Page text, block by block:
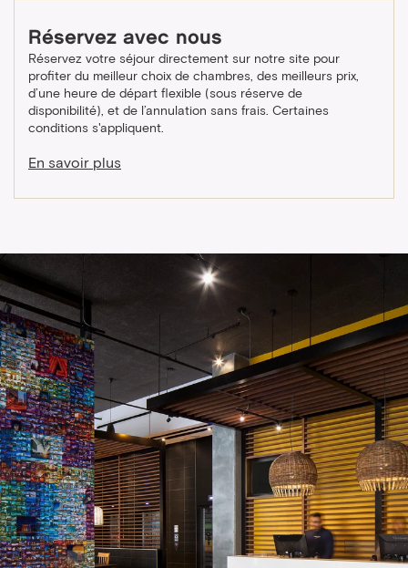
Réservez avec nous
Réservez votre séjour directement sur notre site pour
profiter du meilleur choix de chambres, des meilleurs prix,
d’une heure de départ flexible (sous réserve de
disponibilité), et de l’annulation sans frais. Certaines
conditions s'appliquent.
En savoir plus